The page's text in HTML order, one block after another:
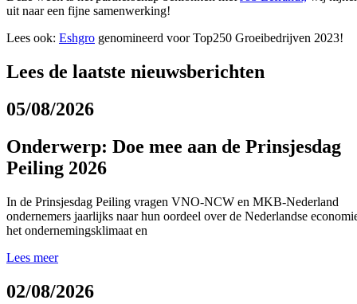
uit naar een fijne samenwerking!
Lees ook: Eshgro genomineerd voor Top250 Groeibedrijven 2023!
Lees de laatste nieuwsberichten
05/08/2026
Onderwerp: Doe mee aan de Prinsjesdag
Peiling 2026
In de Prinsjesdag Peiling vragen VNO-NCW en MKB-Nederland
ondernemers jaarlijks naar hun oordeel over de Nederlandse
het ondernemingsklimaat en
Lees meer
02/08/2026